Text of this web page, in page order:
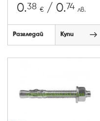
0.38 € / 0.74 лв.
Разгледай Купи